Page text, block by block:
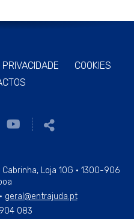
PRIVACIDADE
COOKIES
Link
página
de
Youtube
Loja 10G · 1300-906
· geral@entrajuda.pt
083